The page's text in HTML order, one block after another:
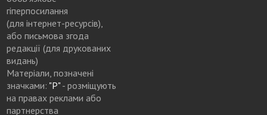
гіперпосилання
(для інтернет-ресурсів),
або письмова згода
редакції (для друкованих
видань)
Матеріали, позначені
значками: "Р"- розміщують
на правах реклами або
партнерства